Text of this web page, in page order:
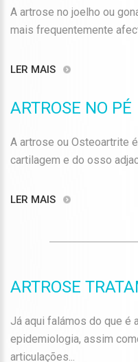
A artrose no joelho ou
mais frequentemente
LER MAIS
ARTROSE NO PÉ
A artrose ou Osteoartrite
cartilagem e do osso
LER MAIS
ARTROSE
Já aqui falámos do que é
epidemiologia, assim
articulações...